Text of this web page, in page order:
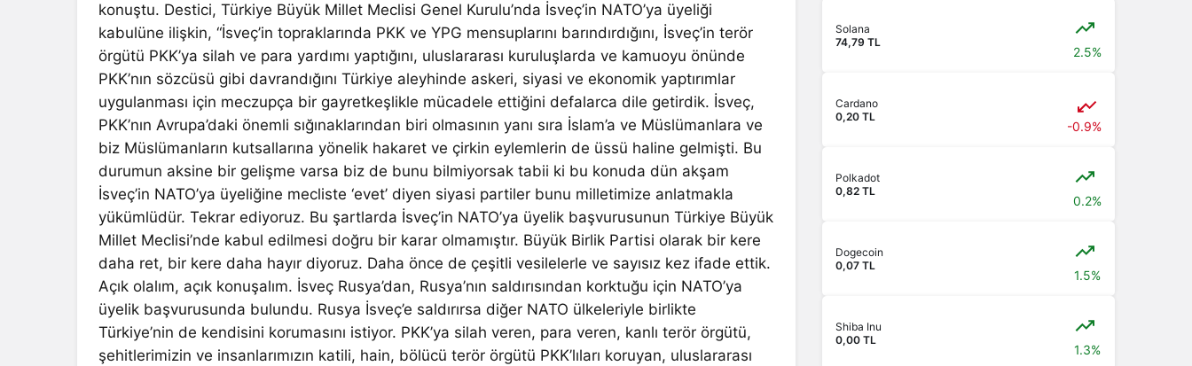
konuştu. Destici, Türkiye Büyük Millet Meclisi Genel Kurulu’nda İsveç’in NATO’ya üyeliği
kabulüne ilişkin, “İsveç’in topraklarında PKK ve YPG mensuplarını barındırdığını, İsveç’in terör
örgütü PKK’ya silah ve para yardımı yaptığını, uluslararası kuruluşlarda ve kamuoyu önünde
PKK’nın sözcüsü gibi davrandığını Türkiye aleyhinde askeri, siyasi ve ekonomik yaptırımlar
uygulanması için meczupça bir gayretkeşlikle mücadele ettiğini defalarca dile getirdik. İsveç,
PKK’nın Avrupa’daki önemli sığınaklarından biri olmasının yanı sıra İslam’a ve Müslümanlara ve
biz Müslümanların kutsallarına yönelik hakaret ve çirkin eylemlerin de üssü haline gelmişti. Bu
durumun aksine bir gelişme varsa biz de bunu bilmiyorsak tabii ki bu konuda dün akşam
İsveç’in NATO’ya üyeliğine mecliste ‘evet’ diyen siyasi partiler bunu milletimize anlatmakla
yükümlüdür. Tekrar ediyoruz. Bu şartlarda İsveç’in NATO’ya üyelik başvurusunun Türkiye Büyük
Millet Meclisi’nde kabul edilmesi doğru bir karar olmamıştır. Büyük Birlik Partisi olarak bir kere
daha ret, bir kere daha hayır diyoruz. Daha önce de çeşitli vesilelerle ve sayısız kez ifade ettik.
Açık olalım, açık konuşalım. İsveç Rusya’dan, Rusya’nın saldırısından korktuğu için NATO’ya
üyelik başvurusunda bulundu. Rusya İsveç’e saldırırsa diğer NATO ülkeleriyle birlikte
Türkiye’nin de kendisini korumasını istiyor. PKK’ya silah veren, para veren, kanlı terör örgütü,
şehitlerimizin ve insanlarımızın katili, hain, bölücü terör örgütü PKK’lıları koruyan, uluslararası
Solana
74,79 TL
2.5%
Cardano
0,20 TL
-0.9%
Polkadot
0,82 TL
0.2%
Dogecoin
0,07 TL
1.5%
Shiba Inu
0,00 TL
1.3%